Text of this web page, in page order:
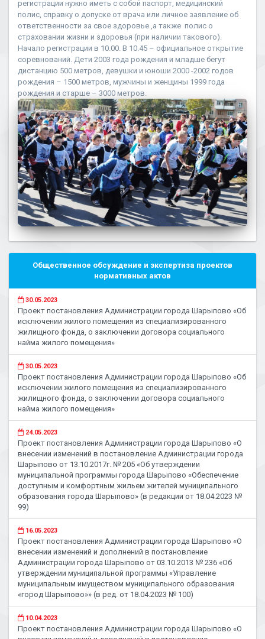
регистрации нужно иметь с собой паспорт, медицинский
полис, справку о допуске от врача или личное заявление об
ответственности за свое здоровье ,а также полис о
страховании жизни и здоровья (при наличии такового).
Начало регистрации в 10.00. В 10.45 – официальное открытие
соревнований. Дети 2003 года рождения и младше бегут
дистанцию 500 метров, девушки и юноши 2000 -2002 годов
рождения – 1500 метров, мужчины и женщины 1999 года
рождения и старше – 3000 метров.
Общественное обсуждение и экспертиза проектов
нормативных актов
30.05.2023
Проект постановления Администрации города Шарыпово «Об
исключении жилого помещения из специализированного
жилищного фонда, о заключении договора социального
найма жилого помещения»
30.05.2023
Проект постановления Администрации города Шарыпово «Об
исключении жилого помещения из специализированного
жилищного фонда, о заключении договора социального
найма жилого помещения»
24.05.2023
Проект постановления Администрации города Шарыпово «О
внесении изменений в постановление Администрации города
Шарыпово от 13.10.2017г. № 205 «Об утверждении
муниципальной программы города Шарыпово «Обеспечение
доступным и комфортным жильем жителей муниципального
образования города Шарыпово» (в редакции от 18.04.2023 №
99)
16.05.2023
Проект постановления Администрации города Шарыпово «О
внесении изменений и дополнений в постановление
Администрации города Шарыпово от 03.10.2013 № 236 «Об
утверждении муниципальной программы «Управление
муниципальным имуществом муниципального образования
«город Шарыпово»» (в ред. от 18.04.2023 № 100)
10.04.2023
Проект постановления Администрации города Шарыпово «О